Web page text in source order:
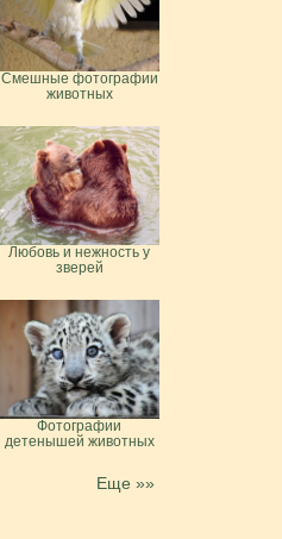
Смешные фотографии
животных
Любовь и нежность у
зверей
Фотографии
детенышей животных
Еще »»